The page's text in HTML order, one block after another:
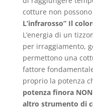
cotture non
L’infrarosso” Il
L’energia di un
per irraggiamento,
permettono una
fattore
proprio la potenza
potenza finora NON
altro strumento di